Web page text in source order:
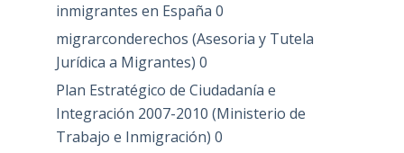
inmigrantes en España 0
migrarconderechos (Asesoria y Tutela
Jurídica a Migrantes) 0
Plan Estratégico de Ciudadanía e
Integración 2007-2010 (Ministerio de
Trabajo e Inmigración) 0